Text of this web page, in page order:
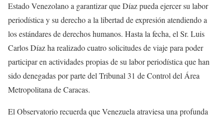
Estado Venezolano a garantizar que Díaz pueda ejercer su labor
periodística y su derecho a la libertad de expresión atendiendo a
los estándares de derechos humanos. Hasta la fecha, el Sr. Luis
Carlos Díaz ha realizado cuatro solicitudes de viaje para poder
participar en actividades propias de su labor periodística que han
sido denegadas por parte del Tribunal 31 de Control del Área
Metropolitana de Caracas.
El Observatorio recuerda que Venezuela atraviesa una profunda